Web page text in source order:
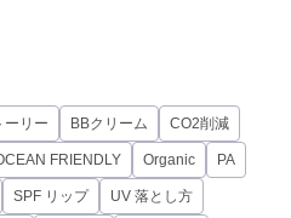
ーリー BBクリーム CO2削減
FRIENDLY Organic PA
SPF リップ UV 落とし方